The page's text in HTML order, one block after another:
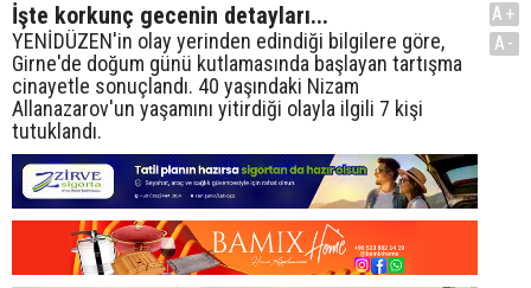
İşte korkunç gecenin detayları...
YENİDÜZEN'in olay yerinden edindiği bilgilere göre,
Girne'de doğum günü kutlamasında başlayan tartışma
cinayetle sonuçlandı. 40 yaşındaki Nizam
Allanazarov'un yaşamını yitirdiği olayla ilgili 7 kişi
tutuklandı.
A+
A-